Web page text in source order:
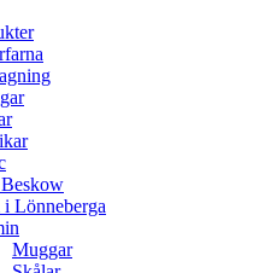
Lönneberga
Muggar